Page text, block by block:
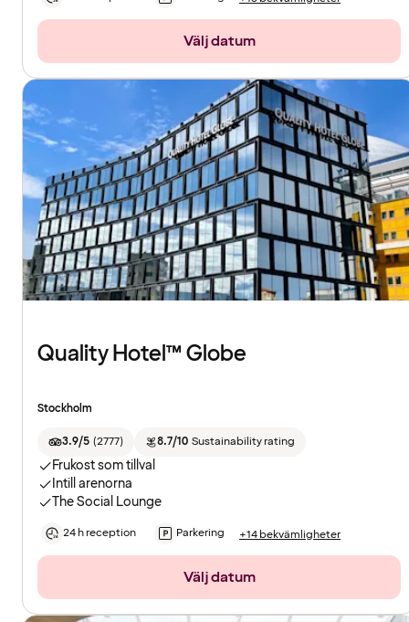
Välj datum
Quality Hotel™ Globe
Stockholm
3.9/5 (2777) 8.7/10 Sustainability rating
Frukost som tillval
Intill arenorna
The Social Lounge
24 h reception Parkering +14 bekvämligheter
Välj datum